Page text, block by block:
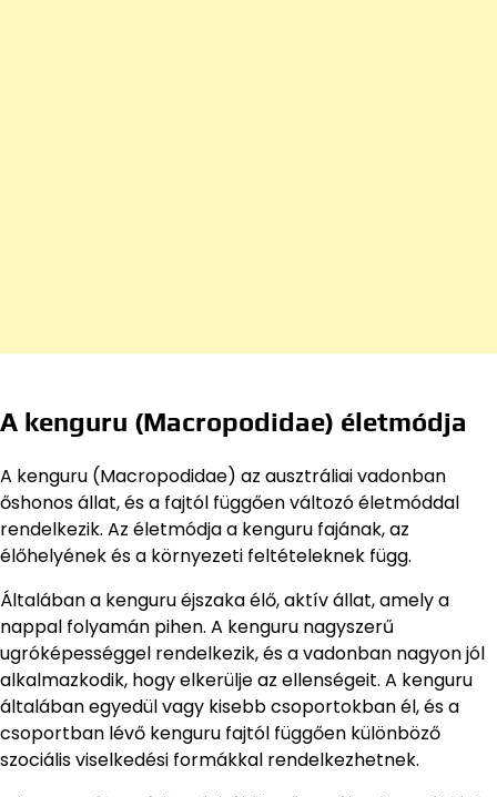
A kenguru (Macropodidae) életmódja
A kenguru (Macropodidae) az ausztráliai vadonban
őshonos állat, és a fajtól függően változó életmóddal
rendelkezik. Az életmódja a kenguru fajának, az
élőhelyének és a környezeti feltételeknek függ.
Általában a kenguru éjszaka élő, aktív állat, amely a
nappal folyamán pihen. A kenguru nagyszerű
ugróképességgel rendelkezik, és a vadonban nagyon jól
alkalmazkodik, hogy elkerülje az ellenségeit. A kenguru
általában egyedül vagy kisebb csoportokban él, és a
csoportban lévő kenguru fajtól függően különböző
szociális viselkedési formákkal rendelkezhetnek.